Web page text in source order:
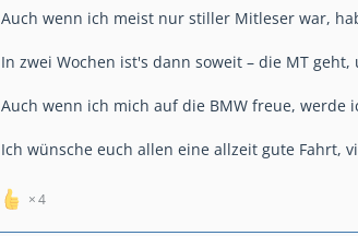
Auch wenn ich meist nur stiller Mitleser war,
In zwei Wochen ist's dann soweit – die MT
Auch wenn ich mich auf die BMW freue, werde
Ich wünsche euch allen eine allzeit gute Fahrt,
4